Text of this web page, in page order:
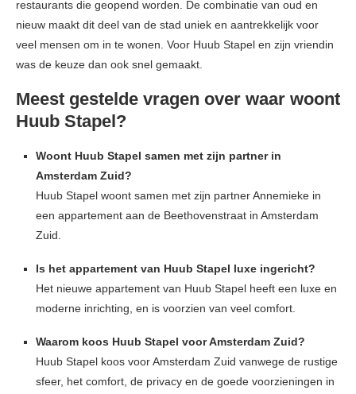
restaurants die geopend worden. De combinatie van oud en
nieuw maakt dit deel van de stad uniek en aantrekkelijk voor
veel mensen om in te wonen. Voor Huub Stapel en zijn vriendin
was de keuze dan ook snel gemaakt.
Meest gestelde vragen over waar woont
Huub Stapel?
Woont Huub Stapel samen met zijn partner in
Amsterdam Zuid?
Huub Stapel woont samen met zijn partner Annemieke in
een appartement aan de Beethovenstraat in Amsterdam
Zuid.
Is het appartement van Huub Stapel luxe ingericht?
Het nieuwe appartement van Huub Stapel heeft een luxe en
moderne inrichting, en is voorzien van veel comfort.
Waarom koos Huub Stapel voor Amsterdam Zuid?
Huub Stapel koos voor Amsterdam Zuid vanwege de rustige
sfeer, het comfort, de privacy en de goede voorzieningen in